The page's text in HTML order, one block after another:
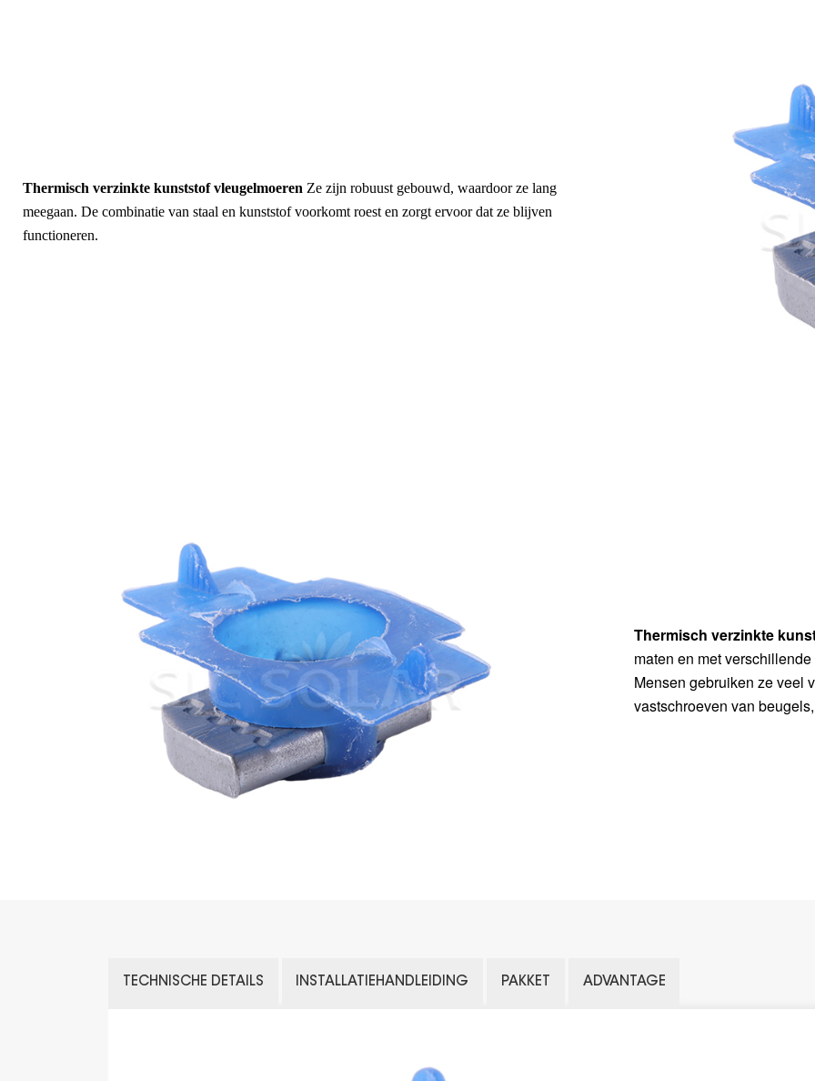
Thermisch verzinkte kunststof vleugelmoeren Ze zijn robuust gebouwd, waardoor ze lang
meegaan. De combinatie van staal en kunststof voorkomt roest en zorgt ervoor dat ze blijven
functioneren.
Thermisch verzinkte
maten en met
Mensen gebruiken ze veel
vastschroeven van
TECHNISCHE DETAILS INSTALLATIEHANDLEIDING PAKKET ADVANTAGE